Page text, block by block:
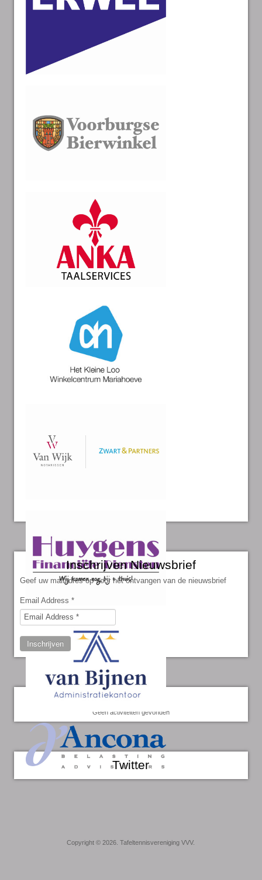
Inschrijven Nieuwsbrief
Geef uw mailadres op voor het ontvangen van de nieuwsbrief
Email Address *
Inschrijven
Kalender
Geen activiteiten gevonden
Twitter
Copyright © 2026. Tafeltennisvereniging VVV.